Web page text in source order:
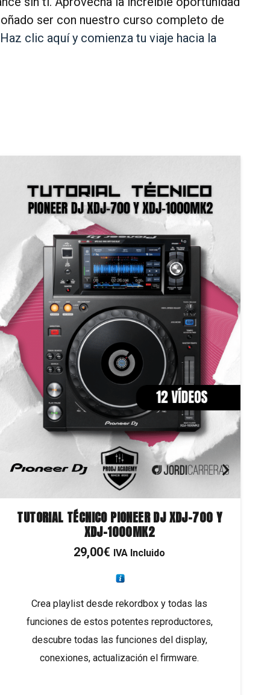
ser con nuestro curso completo de
Haz clic aquí y comienza tu viaje hacia la
TUTORIAL TÉCNICO PIONEER DJ XDJ-700 Y
XDJ-1000MK2
29,00€ IVA Incluido
Crea playlist desde rekordbox y todas las
funciones de estos potentes reproductores,
descubre todas las funciones del display,
conexiones, actualización el firmware.